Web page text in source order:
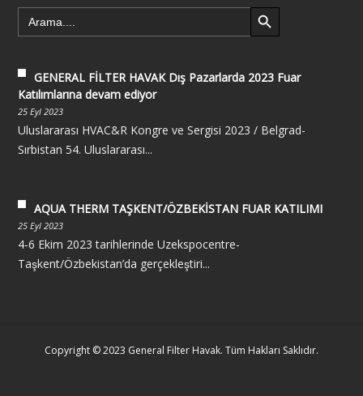
Search
for:
Search Button
GENERAL FİLTER HAVAK Dış Pazarlarda 2023 Fuar
Katılımlarına devam ediyor
25 Eyl 2023
Uluslararası HVAC&R Kongre ve Sergisi 2023 / Belgrad-
Sırbistan 54. Uluslararası...
AQUA THERM TAŞKENT/ÖZBEKİSTAN FUAR KATILIMI
25 Eyl 2023
4-6 Ekim 2023 tarihlerinde Uzekspocentre-
Taşkent/Özbekistan’da gerçekleştiri...
Copyright © 2023 General Filter Havak. Tüm Hakları Saklıdır.